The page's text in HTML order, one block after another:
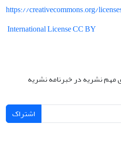
https://creativecommons.org/
International License CC BY
مهم نشریه در خبرنامه نشریه
اشتراک